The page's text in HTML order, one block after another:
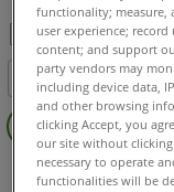
PDF
と
し
て
目次
ヘ
ッ
ー
BuildIT
functionality; measure,
user experience;
content; and support
party vendors may
including device data,
and other browsing
clicking Accept, you
our site without clicking
necessary to operate
functionalities will be